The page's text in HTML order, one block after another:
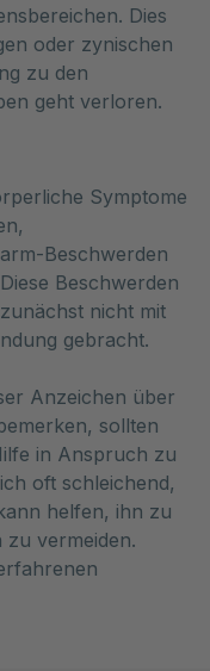
Dies
oder zynischen
zu den
geht verloren.
Symptome
Beschwerden
Beschwerden
nicht mit
gebracht.
Anzeichen über
sollten
in Anspruch zu
oft schleichend,
helfen, ihn zu
zu vermeiden.